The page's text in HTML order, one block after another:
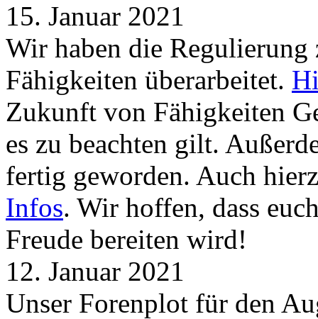
15. Januar 2021
Wir haben die
Fähigkeiten überarbeitet.
Zukunft von Fähigkeiten
es zu beachten gilt.
fertig geworden. Auch
Infos. Wir hoffen, dass
Freude bereiten wird!
12. Januar 2021
Unser Forenplot für den